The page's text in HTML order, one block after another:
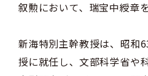
叙勲において、瑞宝中綬章
新海特別主幹教授は、昭和
授に就任し、文部科学省や